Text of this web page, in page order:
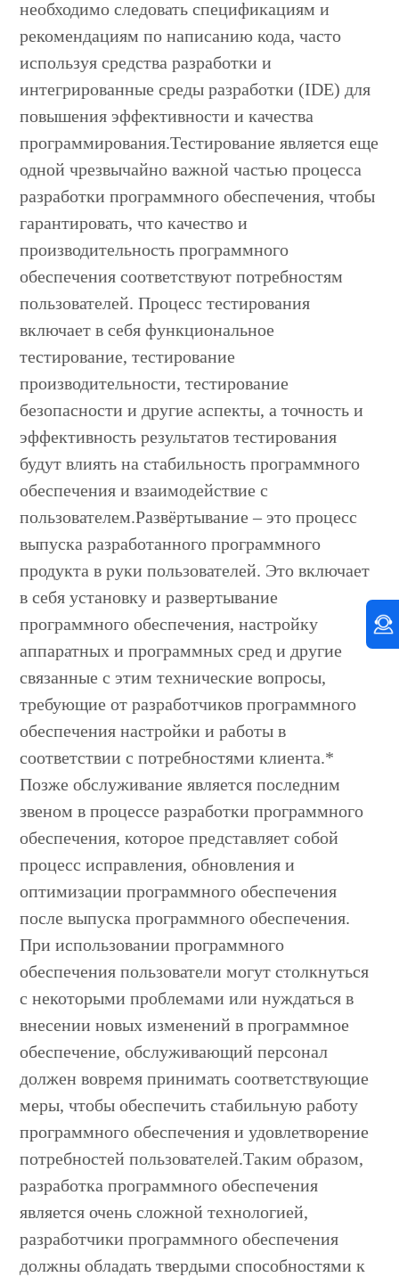
необходимо следовать спецификациям и
рекомендациям по написанию кода, часто
используя средства разработки и
интегрированные среды разработки (IDE) для
повышения эффективности и качества
программирования.Тестирование является еще
одной чрезвычайно важной частью процесса
разработки программного обеспечения, чтобы
гарантировать, что качество и
производительность программного
обеспечения соответствуют потребностям
пользователей. Процесс тестирования
включает в себя функциональное
тестирование, тестирование
производительности, тестирование
безопасности и другие аспекты, а точность и
эффективность результатов тестирования
будут влиять на стабильность программного
обеспечения и взаимодействие с
пользователем.Развёртывание – это процесс
выпуска разработанного программного
продукта в руки пользователей. Это включает
в себя установку и развертывание
программного обеспечения, настройку
аппаратных и программных сред и другие
связанные с этим технические вопросы,
требующие от разработчиков программного
обеспечения настройки и работы в
соответствии с потребностями клиента.*
Позже обслуживание является последним
звеном в процессе разработки программного
обеспечения, которое представляет собой
процесс исправления, обновления и
оптимизации программного обеспечения
после выпуска программного обеспечения.
При использовании программного
обеспечения пользователи могут столкнуться
с некоторыми проблемами или нуждаться в
внесении новых изменений в программное
обеспечение, обслуживающий персонал
должен вовремя принимать соответствующие
меры, чтобы обеспечить стабильную работу
программного обеспечения и удовлетворение
потребностей пользователей.Таким образом,
разработка программного обеспечения
является очень сложной технологией,
разработчики программного обеспечения
должны обладать твердыми способностями к